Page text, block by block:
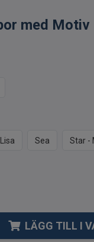
med Motiv
Sea Star -
LÄGG TILL I